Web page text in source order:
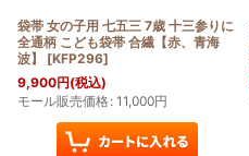
袋帯 女の子用 七五三 7歳 十三参りに
全通柄 こども袋帯 合繊【赤、青海
波】
[KFP296]
9,900円(税込)
モール販売価格: 11,000円